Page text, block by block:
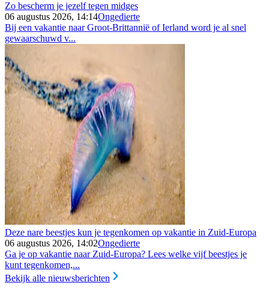
Zo bescherm je jezelf tegen midges
06 augustus 2026, 14:14Ongedierte
Bij een vakantie naar Groot-Brittannië of Ierland word je al snel
gewaarschuwd v...
Deze nare beestjes kun je tegenkomen op vakantie in Zuid-Europa
06 augustus 2026, 14:02Ongedierte
Ga je op vakantie naar Zuid-Europa? Lees welke vijf beestjes je
kunt tegenkomen,...
Bekijk alle nieuwsberichten